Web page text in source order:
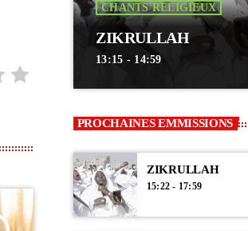
CHANTS RELIGIEUX
ZIKRULLAH
13:15 - 14:59
PROCHAINES EMMISSIONS
ZIKRULLAH
15:22 - 17:59